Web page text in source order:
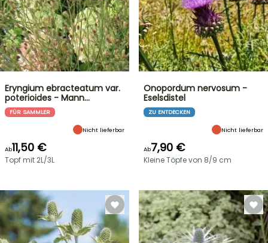
Eryngium ebracteatum var.
poterioides - Mann…
FÜR SAMMLER
Nicht lieferbar
Ab11,50 €
Topf mit 2L/3L
Onopordum nervosum -
Eselsdistel
ZU ENTDECKEN
Nicht lieferbar
Ab7,90 €
Kleine Töpfe von 8/9 cm